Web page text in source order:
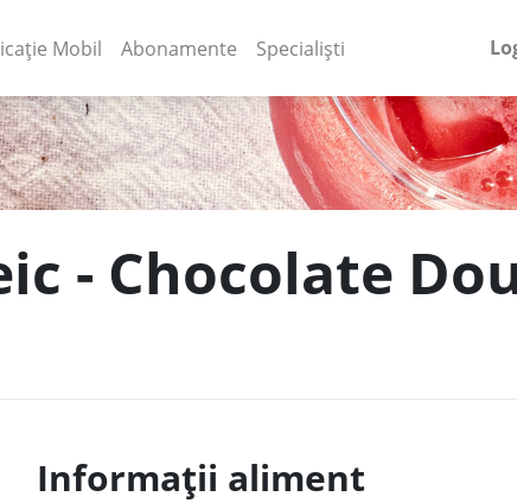
Mobil (current)
Abonamente Specialiști
- Chocolate
Informații aliment